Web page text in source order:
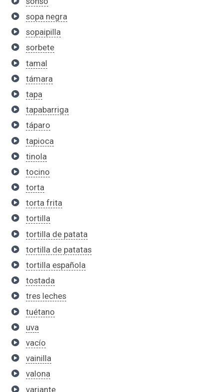
sopa negra
sopaipilla
sorbete
tamal
támara
tapa
tapabarriga
táparo
tapioca
tinola
tocino
torta
torta frita
tortilla
tortilla de patata
tortilla de patatas
tortilla española
tostada
tres leches
tuétano
uva
vacío
vainilla
valona
variante